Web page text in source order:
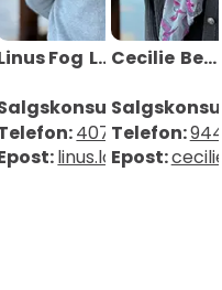
Fog
Løkkevik
40733056
Cecilie
Bekkåsen
Telefon:
Epost: